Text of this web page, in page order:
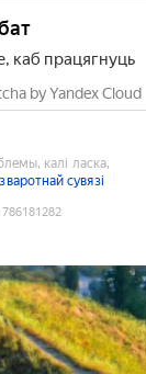
каб працягнуць
by Yandex Cloud
калі ласка,
сувязі